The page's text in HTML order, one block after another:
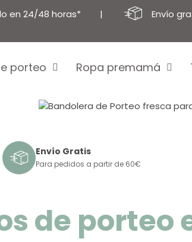
en 24/48 horas* |
Envío
porteo Ropa premamá
Envío Gratis
Para pedidos a partir de 60€
de porteo